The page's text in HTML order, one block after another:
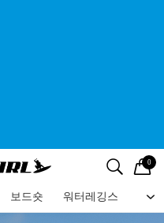
검색
0
보드숏 워터레깅스 비
메뉴